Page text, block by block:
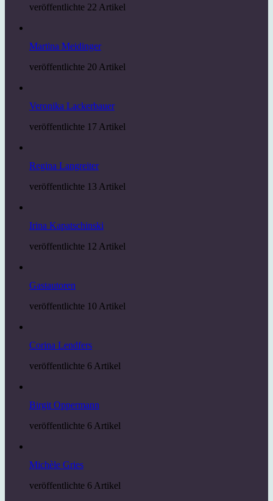
veröffentlichte 22 Artikel
Martina Meidinger
veröffentlichte 20 Artikel
Veronika Lackerbauer
veröffentlichte 17 Artikel
Regina Langreiter
veröffentlichte 13 Artikel
Irina Kapatschinski
veröffentlichte 12 Artikel
Gastautoren
veröffentlichte 10 Artikel
Corina Lendfers
veröffentlichte 6 Artikel
Birgit Oppermann
veröffentlichte 6 Artikel
Michèle Gries
veröffentlichte 6 Artikel